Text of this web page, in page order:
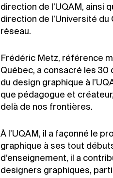
direction de l’UQAM, ainsi
direction de l’Université
réseau.
Frédéric Metz, référence
Québec, a consacré les
du design graphique à
que pédagogue et
delà de nos frontières.
À l’UQAM, il a façonné le
graphique à ses tout
d’enseignement, il a
designers graphiques,